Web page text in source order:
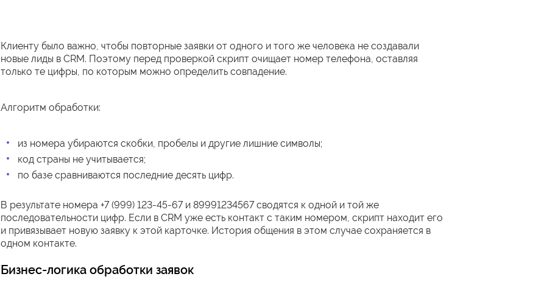
Клиенту было важно, чтобы повторные заявки от одного и того же человека не создавали
новые лиды в CRM. Поэтому перед проверкой скрипт очищает номер телефона, оставляя
только те цифры, по которым можно определить совпадение.
Алгоритм обработки:
из номера убираются скобки, пробелы и другие лишние символы;
код страны не учитывается;
по базе сравниваются последние десять цифр.
В результате номера +7 (999) 123-45-67 и 89991234567 сводятся к одной и той же
последовательности цифр. Если в CRM уже есть контакт с таким номером, скрипт находит его
и привязывает новую заявку к этой карточке. История общения в этом случае сохраняется в
одном контакте.
Бизнес-логика обработки заявок